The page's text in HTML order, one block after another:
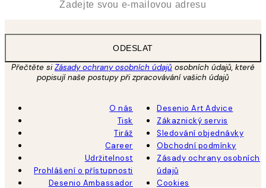
ODESLAT
Přečtěte siZásady ochrany osobních údajů osobních údajů, které
popisují naše postupy při zpracovávání vašich údajů
O nás
Tisk
Tiráž
Career
Udržitelnost
Prohlášení o přístupnosti
Desenio Ambassador
Desenio Art Advice
Zákaznický servis
Sledování objednávky
Obchodní podmínky
Zásady ochrany osobních
údajů
Cookies